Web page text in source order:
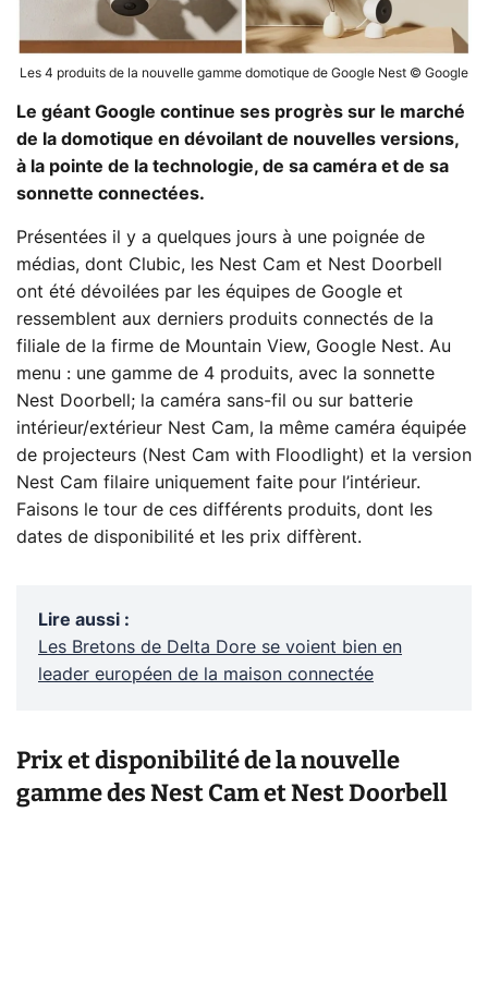
Les 4 produits de la nouvelle gamme domotique de Google Nest © Google
Le géant Google continue ses progrès sur le marché
de la domotique en dévoilant de nouvelles versions,
à la pointe de la technologie, de sa caméra et de sa
sonnette connectées.
Présentées il y a quelques jours à une poignée de
médias, dont Clubic, les Nest Cam et Nest Doorbell
ont été dévoilées par les équipes de Google et
ressemblent aux derniers produits connectés de la
filiale de la firme de Mountain View, Google Nest. Au
menu : une gamme de 4 produits, avec la sonnette
Nest Doorbell; la caméra sans-fil ou sur batterie
intérieur/extérieur Nest Cam, la même caméra équipée
de projecteurs (Nest Cam with Floodlight) et la version
Nest Cam filaire uniquement faite pour l’intérieur.
Faisons le tour de ces différents produits, dont les
dates de disponibilité et les prix diffèrent.
Lire aussi :
Les Bretons de Delta Dore se voient bien en
leader européen de la maison connectée
Prix et disponibilité de la nouvelle
gamme des Nest Cam et Nest Doorbell